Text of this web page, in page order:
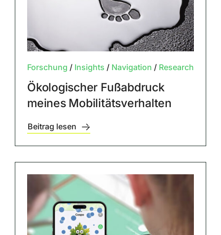
Forschung / Insights / Navigation / Research
Ökologischer Fußabdruck
meines Mobilitätsverhalten
Beitrag lesen